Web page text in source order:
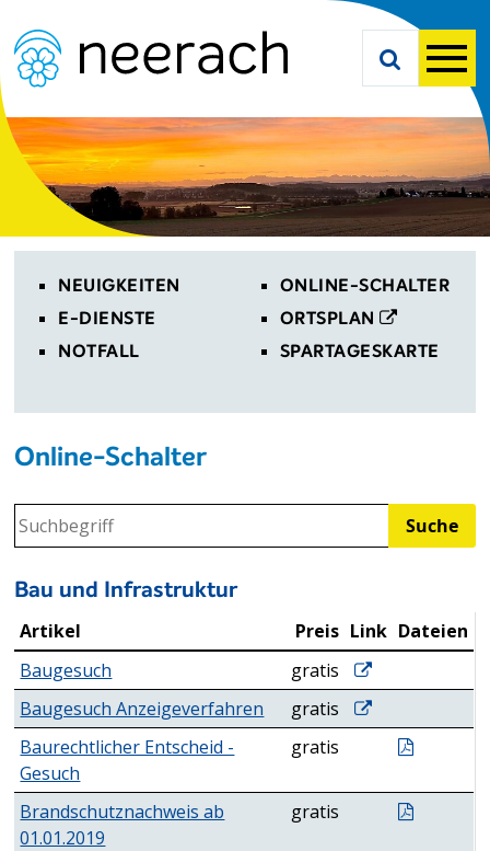
Suche
Toplinks
NEUIGKEITEN
E-DIENSTE
NOTFALL
ONLINE-SCHALTER
ORTSPLAN
SPARTAGESKARTE
Online-Schalter
Produktsuche Suche
Bau und Infrastruktur
Bau und Infrastruktur
Artikel Preis Link Dateien
Baugesuch
gratis
Baugesuch
Baugesuch Anzeigeverfahren
gratis
Baugesuch
Baurechtlicher Entscheid -
Gesuch
gratis
Brandschutznachweis ab
01.01.2019
gratis